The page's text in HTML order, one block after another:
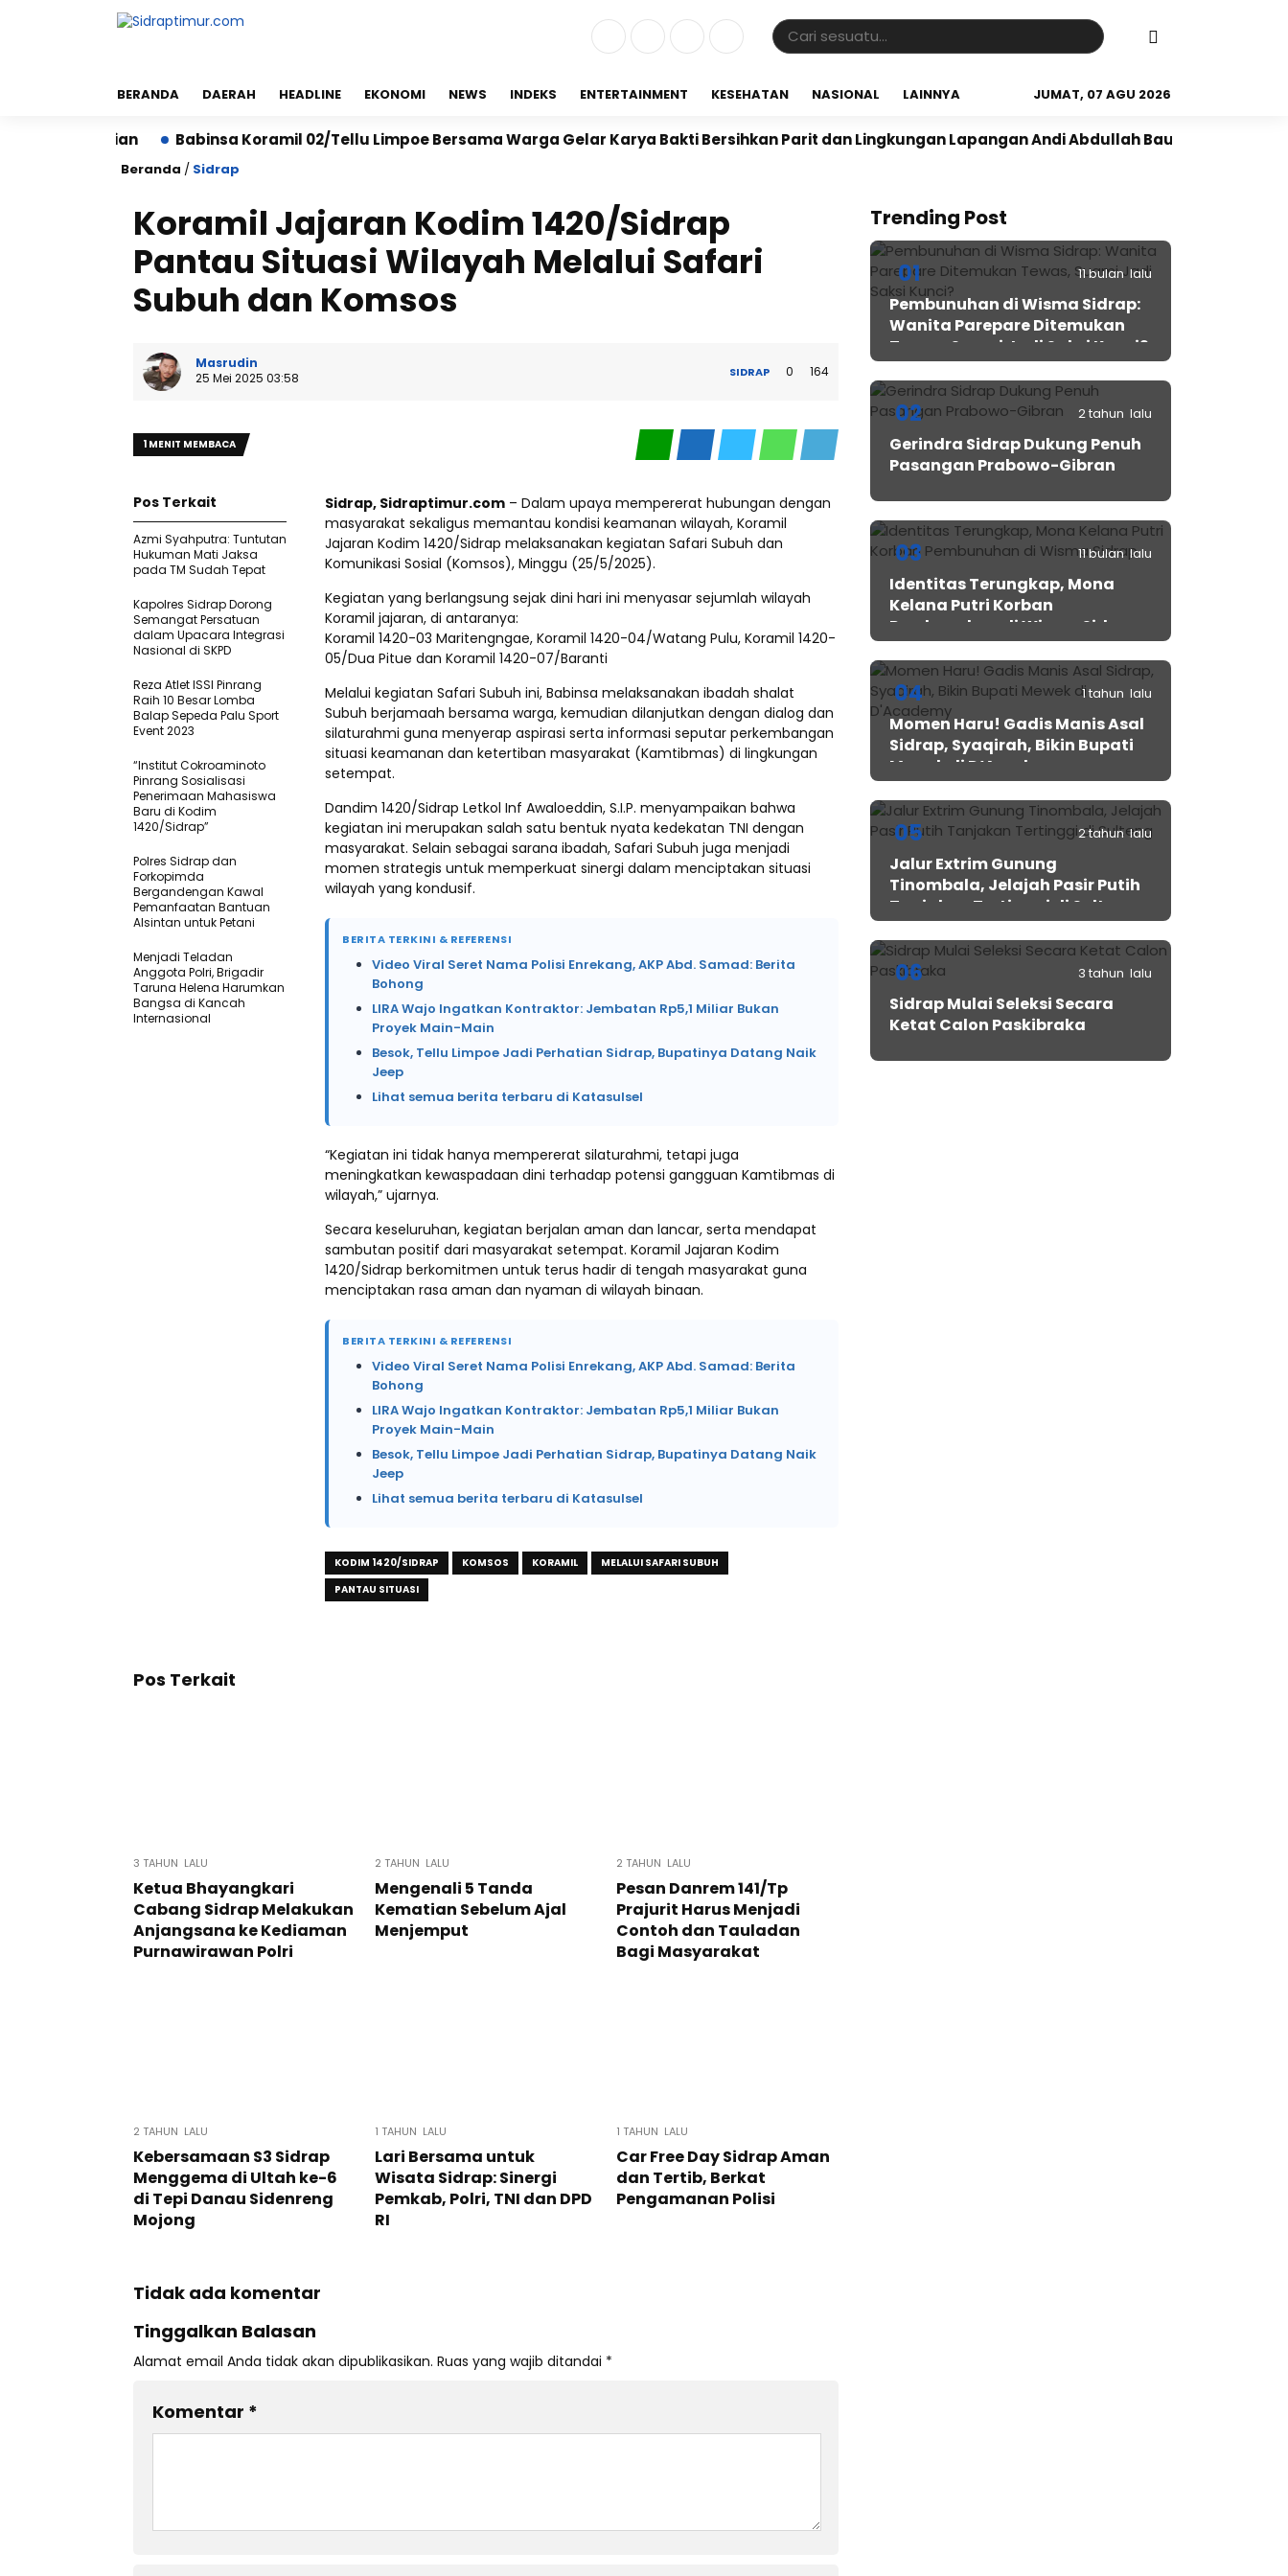
BERANDA DAERAH HEADLINE EKONOMI NEWS INDEKS ENTERTAINMENT KESEHATAN NASIONAL LAINNYA JUMAT, 07 AGU 2026
Babinsa Koramil 02/Tellu Limpoe Bersama Warga Gelar Karya Bakti Bersihkan Parit dan Lingkungan Lapangan Andi Abdullah Bau Massepe
Beranda / Sidrap
Koramil Jajaran Kodim 1420/Sidrap
Pantau Situasi Wilayah Melalui Safari
Subuh dan Komsos
Masrudin
25 Mei 2025 03:58
SIDRAP 0 164
1 MENIT MEMBACA
Sidrap, Sidraptimur.com – Dalam upaya mempererat hubungan dengan
masyarakat sekaligus memantau kondisi keamanan wilayah, Koramil
Jajaran Kodim 1420/Sidrap melaksanakan kegiatan Safari Subuh dan
Komunikasi Sosial (Komsos), Minggu (25/5/2025).
Kegiatan yang berlangsung sejak dini hari ini menyasar sejumlah wilayah
Koramil jajaran, di antaranya:
Koramil 1420-03 Maritengngae, Koramil 1420-04/Watang Pulu, Koramil 1420-
05/Dua Pitue dan Koramil 1420-07/Baranti
Melalui kegiatan Safari Subuh ini, Babinsa melaksanakan ibadah shalat
Subuh berjamaah bersama warga, kemudian dilanjutkan dengan dialog dan
silaturahmi guna menyerap aspirasi serta informasi seputar perkembangan
situasi keamanan dan ketertiban masyarakat (Kamtibmas) di lingkungan
setempat.
Dandim 1420/Sidrap Letkol Inf Awaloeddin, S.I.P. menyampaikan bahwa
kegiatan ini merupakan salah satu bentuk nyata kedekatan TNI dengan
masyarakat. Selain sebagai sarana ibadah, Safari Subuh juga menjadi
momen strategis untuk memperkuat sinergi dalam menciptakan situasi
wilayah yang kondusif.
BERITA TERKINI & REFERENSI
Video Viral Seret Nama Polisi Enrekang, AKP Abd. Samad: Berita
Bohong
LIRA Wajo Ingatkan Kontraktor: Jembatan Rp5,1 Miliar Bukan
Proyek Main-Main
Besok, Tellu Limpoe Jadi Perhatian Sidrap, Bupatinya Datang Naik
Jeep
Lihat semua berita terbaru di Katasulsel
“Kegiatan ini tidak hanya mempererat silaturahmi, tetapi juga
meningkatkan kewaspadaan dini terhadap potensi gangguan Kamtibmas di
wilayah,” ujarnya.
Secara keseluruhan, kegiatan berjalan aman dan lancar, serta mendapat
sambutan positif dari masyarakat setempat. Koramil Jajaran Kodim
1420/Sidrap berkomitmen untuk terus hadir di tengah masyarakat guna
menciptakan rasa aman dan nyaman di wilayah binaan.
BERITA TERKINI & REFERENSI
Video Viral Seret Nama Polisi Enrekang, AKP Abd. Samad: Berita
Bohong
LIRA Wajo Ingatkan Kontraktor: Jembatan Rp5,1 Miliar Bukan
Proyek Main-Main
Besok, Tellu Limpoe Jadi Perhatian Sidrap, Bupatinya Datang Naik
Jeep
Lihat semua berita terbaru di Katasulsel
KODIM 1420/SIDRAP KOMSOS KORAMIL
MELALUI SAFARI SUBUH
PANTAU SITUASI
Pos Terkait
Azmi Syahputra: Tuntutan
Hukuman Mati Jaksa
pada TM Sudah Tepat
Kapolres Sidrap Dorong
Semangat Persatuan
dalam Upacara Integrasi
Nasional di SKPD
Reza Atlet ISSI Pinrang
Raih 10 Besar Lomba
Balap Sepeda Palu Sport
Event 2023
“Institut Cokroaminoto
Pinrang Sosialisasi
Penerimaan Mahasiswa
Baru di Kodim
1420/Sidrap”
Polres Sidrap dan
Forkopimda
Bergandengan Kawal
Pemanfaatan Bantuan
Alsintan untuk Petani
Menjadi Teladan
Anggota Polri, Brigadir
Taruna Helena Harumkan
Bangsa di Kancah
Internasional
Pos Terkait
3 TAHUN LALU
Ketua Bhayangkari
Cabang Sidrap Melakukan
Anjangsana ke Kediaman
Purnawirawan Polri
2 TAHUN LALU
Mengenali 5 Tanda
Kematian Sebelum Ajal
Menjemput
2 TAHUN LALU
Pesan Danrem 141/Tp
Prajurit Harus Menjadi
Contoh dan Tauladan
Bagi Masyarakat
2 TAHUN LALU
Kebersamaan S3 Sidrap
Menggema di Ultah ke-6
di Tepi Danau Sidenreng
Mojong
1 TAHUN LALU
Lari Bersama untuk
Wisata Sidrap: Sinergi
Pemkab, Polri, TNI dan DPD
RI
1 TAHUN LALU
Car Free Day Sidrap Aman
dan Tertib, Berkat
Pengamanan Polisi
Tidak ada komentar
Tinggalkan Balasan
Alamat email Anda tidak akan dipublikasikan. Ruas yang wajib ditandai *
Komentar *
Trending Post
01 11 bulan lalu
Pembunuhan di Wisma Sidrap:
Wanita Parepare Ditemukan
Tewas, Suami Jadi Saksi Kunci?
02 2 tahun lalu
Gerindra Sidrap Dukung Penuh
Pasangan Prabowo-Gibran
03 11 bulan lalu
Identitas Terungkap, Mona
Kelana Putri Korban
Pembunuhan di Wisma Sidrap
04 1 tahun lalu
Momen Haru! Gadis Manis Asal
Sidrap, Syaqirah, Bikin Bupati
Mewek di D’Academy​
05 2 tahun lalu
Jalur Extrim Gunung
Tinombala, Jelajah Pasir Putih
Tanjakan Tertinggi di Sulteng
06 3 tahun lalu
Sidrap Mulai Seleksi Secara
Ketat Calon Paskibraka